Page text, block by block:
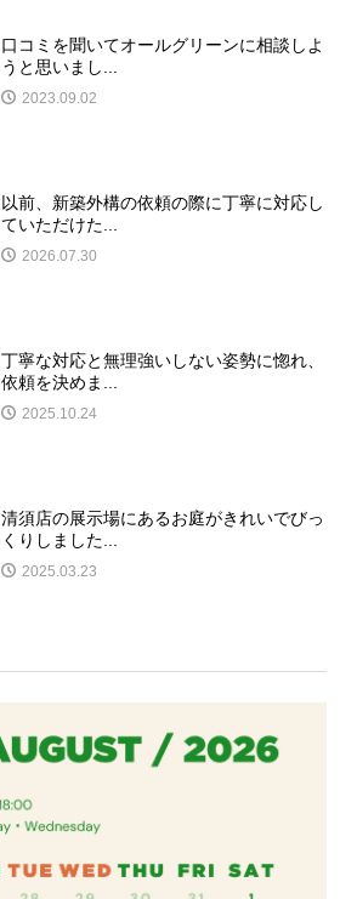
口コミを聞いてオールグリーンに相談しよ
うと思いまし...
2023.09.02
以前、新築外構の依頼の際に丁寧に対応し
ていただけた...
2026.07.30
丁寧な対応と無理強いしない姿勢に惚れ、
依頼を決めま...
2025.10.24
清須店の展示場にあるお庭がきれいでびっ
くりしました...
2025.03.23